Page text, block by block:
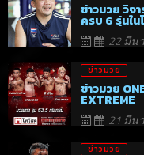
ข่าวมวย วิจ
ครบ 6 รุ่นใ
22 มีน
ข่าวมวย
ข่าวมวย
EXTREME
21 มีน
ข่าวมวย